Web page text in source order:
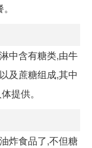
中含有糖类,由牛
及蔗糖组成,其中
提供。
炸食品了,不但糖